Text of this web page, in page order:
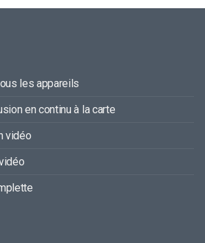
les appareils
en continu à la carte
vidéo